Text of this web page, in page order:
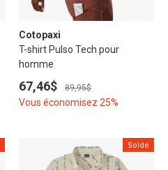
Cotopaxi
T-shirt Pulso Tech pour
homme
67,46$ 89,95$
Vous économisez 25%
Solde